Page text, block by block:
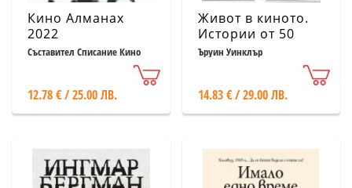
Кино Алманах
2022
Съставител Списание Кино
12.78 € / 25.00 ЛВ.
Живот в киното.
Истории от 50
години в Холивуд
Ъруин Уинклър
14.83 € / 29.00 ЛВ.